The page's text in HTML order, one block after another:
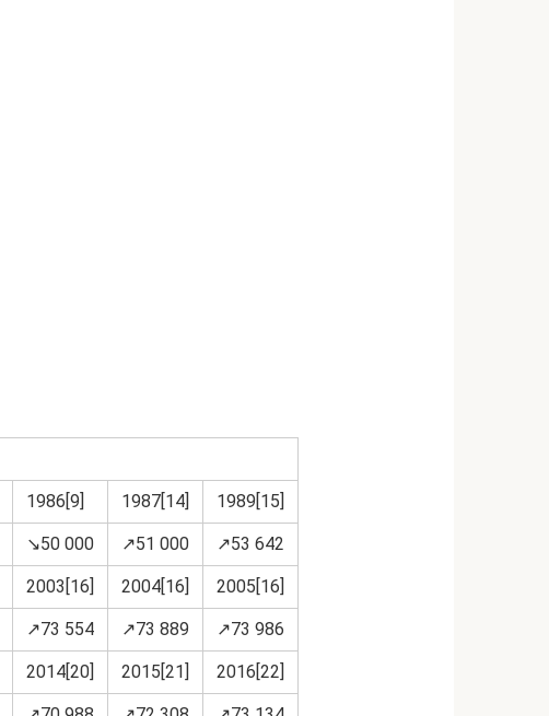
1986[9] 1987[14] 1989[15]
↘50 000 ↗51 000 ↗53 642
2003[16] 2004[16] 2005[16]
↗73 554 ↗73 889 ↗73 986
2014[20] 2015[21] 2016[22]